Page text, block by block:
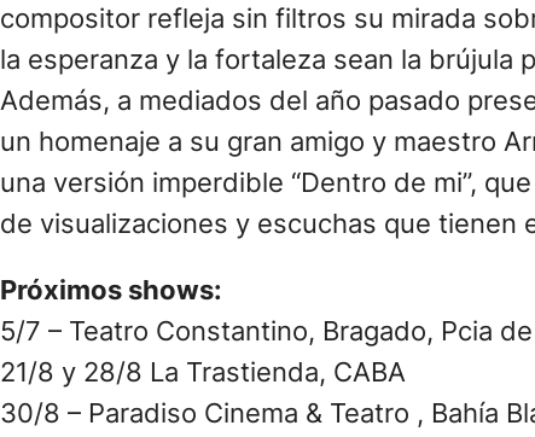
compositor refleja sin filtros su mirada
la esperanza y la fortaleza sean la brújula
Además, a mediados del año pasado
un homenaje a su gran amigo y maestro
una versión imperdible “Dentro de mi”,
de visualizaciones y escuchas que tienen
Próximos shows:
5/7 – Teatro Constantino, Bragado, Pcia
21/8 y 28/8 La Trastienda, CABA
30/8 – Paradiso Cinema & Teatro , Bahía